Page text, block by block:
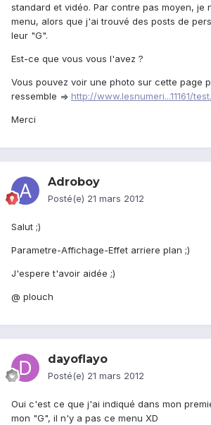
standard et vidéo. Par contre pas moyen, je
menu, alors que j'ai trouvé des posts de
leur "G".
Est-ce que vous vous l'avez ?
Vous pouvez voir une photo sur cette page
ressemble => http://www.lesnumeri...11161/
Merci
Adroboy
Posté(e) 21 mars 2012
Salut ;)
Parametre-Affichage-Effet arriere plan ;)
J'espere t'avoir aidée ;)
@ plouch
dayoflayo
Posté(e) 21 mars 2012
Oui c'est ce que j'ai indiqué dans mon
mon "G", il n'y a pas ce menu XD